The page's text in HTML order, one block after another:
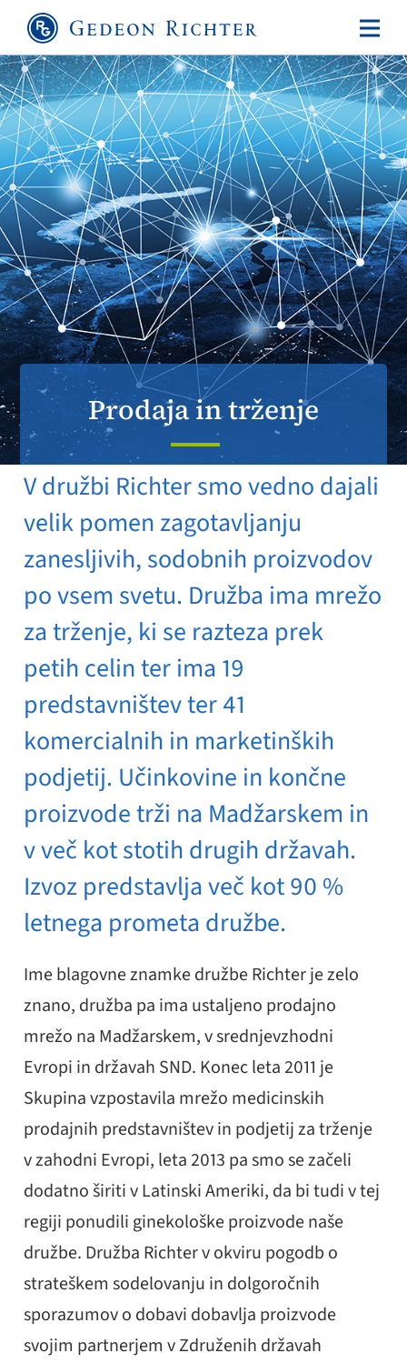
Prodaja in trženje
V družbi Richter smo vedno dajali
velik pomen zagotavljanju
zanesljivih, sodobnih proizvodov
po vsem svetu. Družba ima mrežo
za trženje, ki se razteza prek
petih celin ter ima 19
predstavništev ter 41
komercialnih in marketinških
podjetij. Učinkovine in končne
proizvode trži na Madžarskem in
v več kot stotih drugih državah.
Izvoz predstavlja več kot 90 %
letnega prometa družbe.
Ime blagovne znamke družbe Richter je zelo
znano, družba pa ima ustaljeno prodajno
mrežo na Madžarskem, v srednjevzhodni
Evropi in državah SND. Konec leta 2011 je
Skupina vzpostavila mrežo medicinskih
prodajnih predstavništev in podjetij za trženje
v zahodni Evropi, leta 2013 pa smo se začeli
dodatno širiti v Latinski Ameriki, da bi tudi v tej
regiji ponudili ginekološke proizvode naše
družbe. Družba Richter v okviru pogodb o
strateškem sodelovanju in dolgoročnih
sporazumov o dobavi dobavlja proizvode
svojim partnerjem v Združenih državah